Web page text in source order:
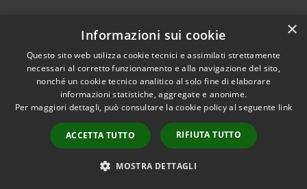
Informativa privacy
Note legali
Dichiarazione di accessibilità
Cervesina • Powered by
×
Informazioni sui cookie
Questo sito web utilizza cookie tecnici e assimilati strettamente
necessari al corretto funzionamento e alla navigazione del sito,
nonché un cookie tecnico analitico al solo fine di elaborare
informazioni statistiche, aggregate e anonime.
Per maggiori dettagli, può consultare la cookie policy al seguente link
ACCETTA TUTTO RIFIUTA TUTTO
MOSTRA DETTAGLI